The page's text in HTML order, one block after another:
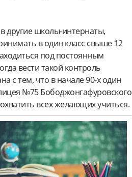
другие школы-интернаты,
в один класс свыше 12
под постоянным
вести такой контроль
с тем, что в начале 90-х один
№75 Бободжонгафуровского
всех желающих учиться.